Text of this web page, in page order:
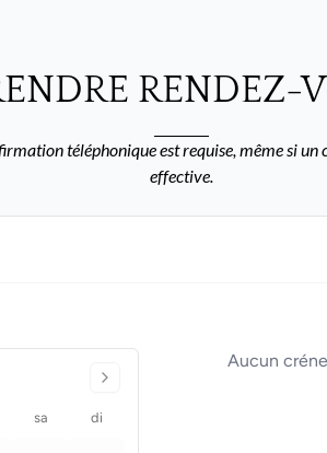
RENDEZ-
téléphonique est requise, même si
effective.